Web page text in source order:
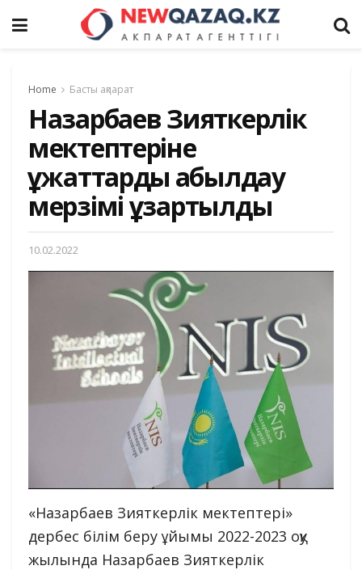
Home Басты ақпарат
Назарбаев Зияткерлік
мектептеріне
құжаттарды қабылдау
мерзімі ұзартылды
10.02.2022
«Назарбаев Зияткерлік мектептері»
дербес білім беру ұйымы 2022-2023 оқу
жылында Назарбаев Зияткерлік